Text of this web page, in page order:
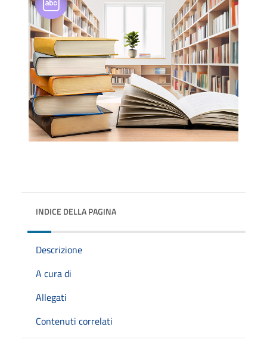
INDICE DELLA PAGINA
Descrizione
A cura di
Allegati
Contenuti correlati